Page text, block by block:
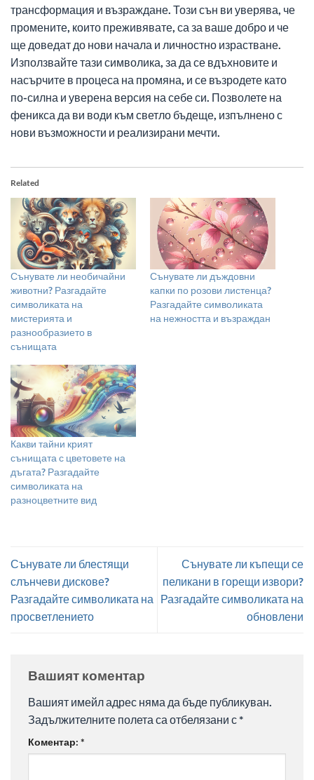
трансформация и възраждане. Този сън ви уверява, че
промените, които преживявате, са за ваше добро и че
ще доведат до нови начала и личностно израстване.
Използвайте тази символика, за да се вдъхновите и
насърчите в процеса на промяна, и се възродете като
по-силна и уверена версия на себе си. Позволете на
феникса да ви води към светло бъдеще, изпълнено с
нови възможности и реализирани мечти.
Related
Сънувате ли необичайни
животни? Разгадайте
символиката на
мистерията и
разнообразието в
сънищата
Сънувате ли дъждовни
капки по розови листенца?
Разгадайте символиката
на нежността и възраждан
Какви тайни крият
сънищата с цветовете на
дъгата? Разгадайте
символиката на
разноцветните вид
Сънувате ли блестящи
слънчеви дискове?
Разгадайте символиката на
просветлението
Сънувате ли къпещи се
пеликани в горещи извори?
Разгадайте символиката на
обновлени
Вашият коментар
Вашият имейл адрес няма да бъде публикуван.
Задължителните полета са отбелязани с*
Коментар: *